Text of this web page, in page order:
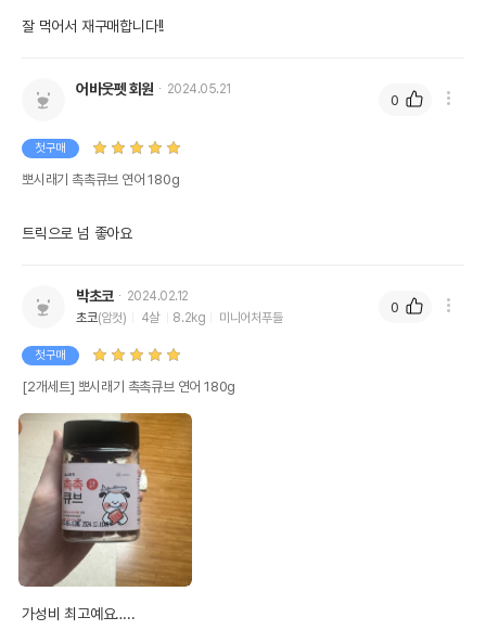
잘 먹어서 재구매합니다!!
어바웃펫 회원 2024.05.21
첫구매
뽀시래기 촉촉큐브 연어 180g
트릭으로 넘 좋아요
0
박초코
2024.02.12
초코(암컷) 4살 8.2kg 미니어처푸들
첫구매
[2개세트] 뽀시래기 촉촉큐브 연어 180g
가성비 최고예요…..
0